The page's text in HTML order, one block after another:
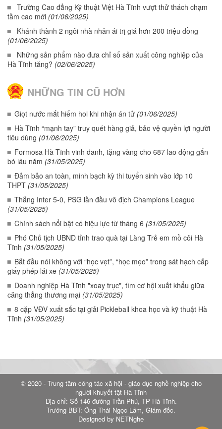
Trường Cao đẳng Kỹ thuật Việt Hà Tĩnh vượt thử thách chạm
tầm cao mới (01/06/2025)
Khánh thành 2 ngôi nhà nhân ái trị giá hơn 200 triệu đồng
(01/06/2025)
Những sản phẩm nào đưa chỉ số sản xuất công nghiệp của
Hà Tĩnh tăng? (02/06/2025)
NHỮNG TIN CŨ HƠN
Giọt nước mắt hiếm hoi khi nhận án tử (01/06/2025)
Hà Tĩnh “mạnh tay” truy quét hàng giả, bảo vệ quyền lợi người
tiêu dùng (01/06/2025)
Formosa Hà Tĩnh vinh danh, tặng vàng cho 687 lao động gắn
bó lâu năm (31/05/2025)
Đảm bảo an toàn, minh bạch kỳ thi tuyển sinh vào lớp 10
THPT (31/05/2025)
Thắng Inter 5-0, PSG lần đầu vô địch Champions League
(31/05/2025)
Chính sách nổi bật có hiệu lực từ tháng 6 (31/05/2025)
Phó Chủ tịch UBND tỉnh trao quà tại Làng Trẻ em mồ côi Hà
Tĩnh (31/05/2025)
Bắt đầu nói không với “học vẹt”, “học mẹo” trong sát hạch cấp
giấy phép lái xe (31/05/2025)
Doanh nghiệp Hà Tĩnh "xoay trục", tìm cơ hội xuất khẩu giữa
căng thẳng thương mại (31/05/2025)
8 cặp VĐV xuất sắc tại giải Pickleball khoa học và kỹ thuật Hà
Tĩnh (31/05/2025)
© 2020 - Trung tâm công tác xã hội - giáo dục nghề nghiệp cho
người khuyết tật Hà Tĩnh
Địa chỉ: Số 146 đường Trần Phú, TP Hà Tĩnh.
Trưởng BBT: Ông Thái Ngọc Lâm, Giám đốc.
Designed by NETNghe